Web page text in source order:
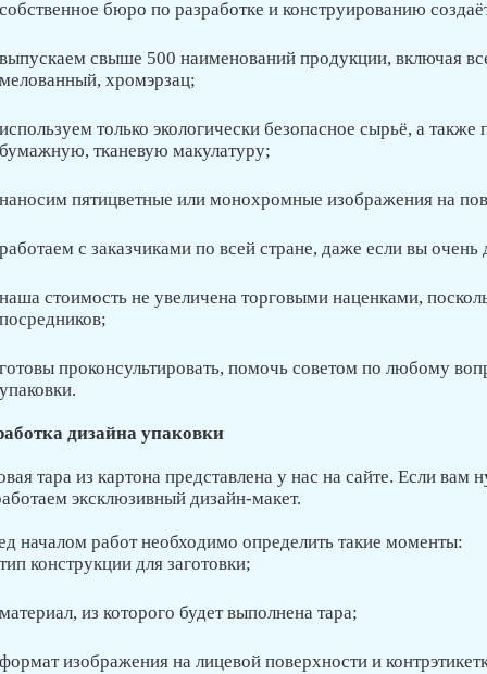
собственное бюро по разработке и конструированию
выпускаем свыше 500 наименований продукции, включая
мелованный, хромэрзац;
используем только экологически безопасное сырьё, а
бумажную, тканевую макулатуру;
наносим пятицветные или монохромные изображения на
работаем с заказчиками по всей стране, даже если вы очень
наша стоимость не увеличена торговыми наценками,
посредников;
готовы проконсультировать, помочь советом по любому
упаковки.
дизайна упаковки
тара из картона представлена у нас на сайте. Если вам
эксклюзивный дизайн-макет.
началом работ необходимо определить такие моменты:
тип конструкции для заготовки;
материал, из которого будет выполнена тара;
формат изображения на лицевой поверхности и